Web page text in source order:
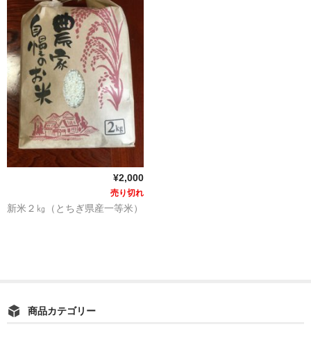
お問い合わせ
プライバシーポリシー
特定商取引法に基づく表記
¥2,000
売り切れ
新米２㎏（とちぎ県産一等米）
商品カテゴリー